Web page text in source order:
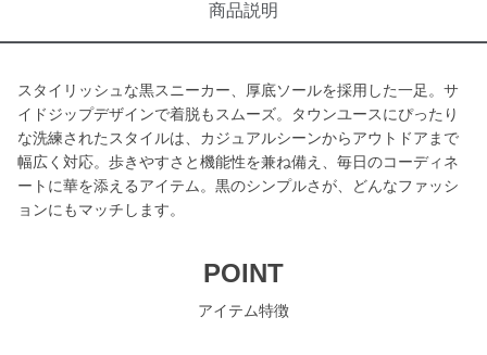
商品説明
スタイリッシュな黒スニーカー、厚底ソールを採用した一足。サ
イドジップデザインで着脱もスムーズ。タウンユースにぴったり
な洗練されたスタイルは、カジュアルシーンからアウトドアまで
幅広く対応。歩きやすさと機能性を兼ね備え、毎日のコーディネ
ートに華を添えるアイテム。黒のシンプルさが、どんなファッシ
ョンにもマッチします。
POINT
アイテム特徴